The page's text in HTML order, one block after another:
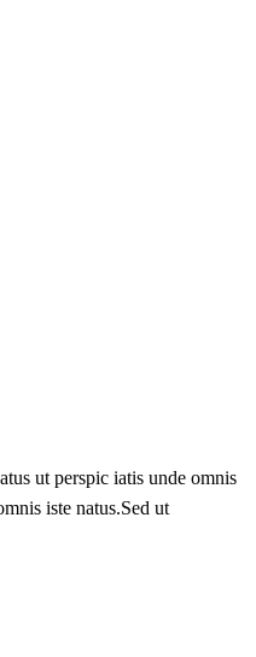
ut perspic iatis unde omnis
iste natus.Sed ut